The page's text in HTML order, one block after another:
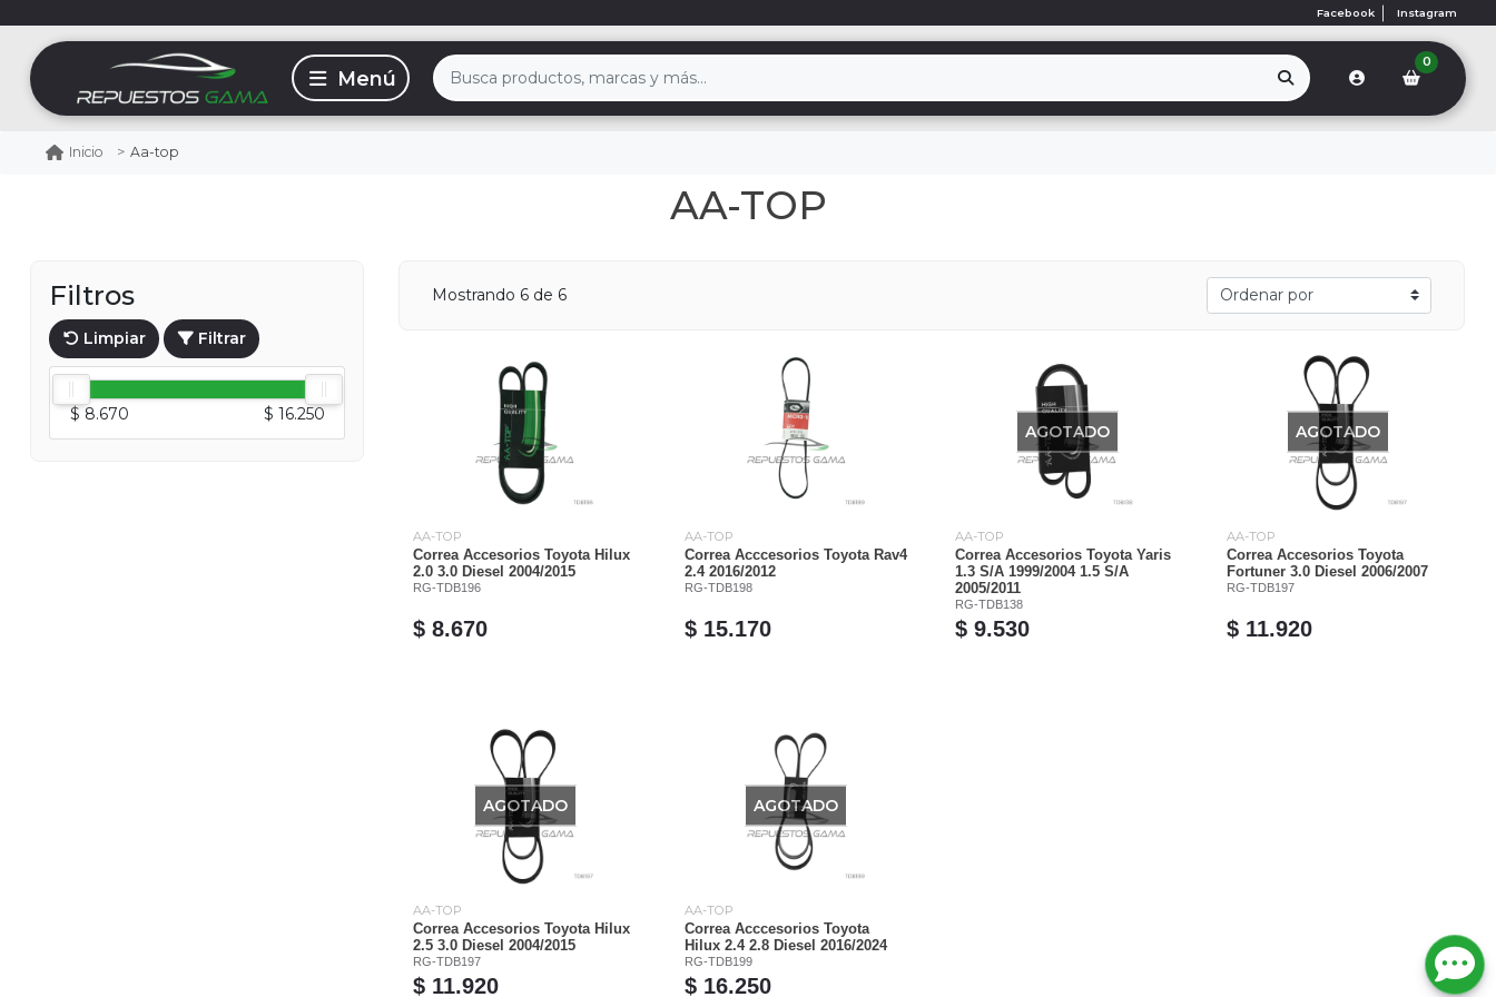
Facebook Instagram
0
Inicio Aa-top
AA-TOP
Filtros
Limpiar Filtrar
$ 8.670 $ 16.250
Mostrando 6 de 6
AA-TOP
Correa Accesorios Toyota Hilux
2.0 3.0 Diesel 2004/2015
RG-TDB196
$ 8.670
AA-TOP
Correa Acccesorios Toyota Rav4
2.4 2016/2012
RG-TDB198
$ 15.170
AGOTADO
AA-TOP
Correa Accesorios Toyota Yaris
1.3 S/A 1999/2004 1.5 S/A
2005/2011
RG-TDB138
$ 9.530
AGOTADO
AA-TOP
Correa Accesorios Toyota
Fortuner 3.0 Diesel 2006/2007
RG-TDB197
$ 11.920
AGOTADO
AA-TOP
Correa Accesorios Toyota Hilux
2.5 3.0 Diesel 2004/2015
RG-TDB197
$ 11.920
AGOTADO
AA-TOP
Correa Acccesorios Toyota
Hilux 2.4 2.8 Diesel 2016/2024
RG-TDB199
$ 16.250